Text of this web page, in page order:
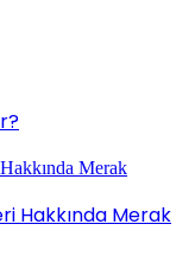
Hakkında Merak